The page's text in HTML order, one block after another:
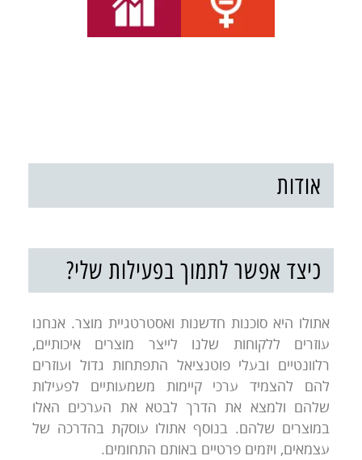
אודות
כיצד אפשר לתמוך בפעילות שלי?
אתולו היא סוכנות חדשנות ואסטרטגיית מוצר. אנחנו
עוזרים ללקוחות שלנו לייצר מוצרים איכותיים,
רלוונטיים ובעלי פוטנציאל התפתחות גדול ועוזרים
להם להצמיד ערכי קיימות משמעותיים לפעילות
שלהם ולמצא את הדרך לבטא את הערכים האלו
במוצרים שלהם. בנוסף אתולו עוסקת בהדרכה של
עצמאים, ויזמים פרטיים באותם התחומים.